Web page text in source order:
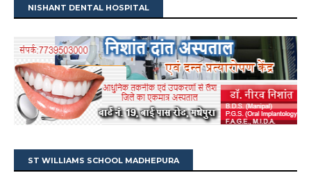
NISHANT DENTAL HOSPITAL
ST WILLIAMS SCHOOL MADHEPURA